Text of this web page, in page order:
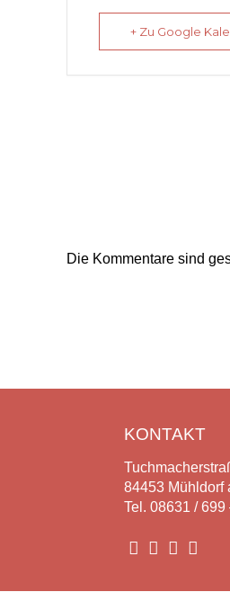
+ Zu Google
Die Kommentare sind
KONTAKT
84453 Mühldorf
Tel. 08631 / 699
   